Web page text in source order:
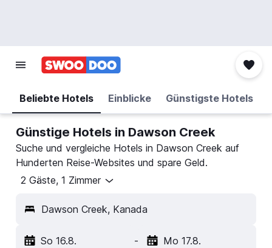
Beliebte Hotels Einblicke Günstigste Hotels
Günstige Hotels in Dawson Creek
Suche und vergleiche Hotels in Dawson Creek auf
Hunderten Reise-Websites und spare Geld.
2 Gäste, 1 Zimmer
Dawson Creek, Kanada
So 16.8. - Mo 17.8.